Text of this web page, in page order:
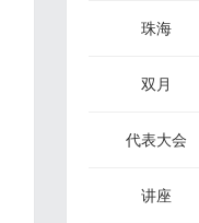
珠海
双月
代表大会
讲座